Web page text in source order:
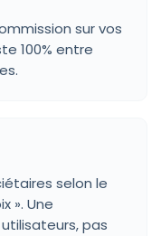
sur vos
100% entre
selon le
». Une
pas